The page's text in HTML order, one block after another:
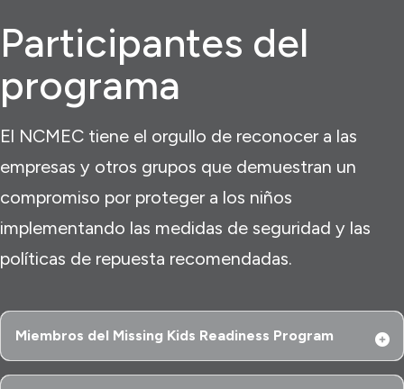
Participantes del
programa
El NCMEC tiene el orgullo de reconocer a las
empresas y otros grupos que demuestran un
compromiso por proteger a los niños
implementando las medidas de seguridad y las
políticas de repuesta recomendadas.
Miembros del Missing Kids Readiness Program